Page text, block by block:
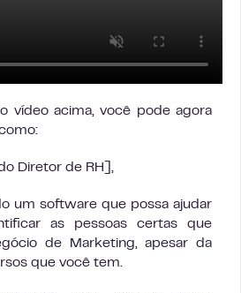
vídeo acima, você pode agora
Diretor de RH],
um software que possa ajudar
as pessoas certas que
de Marketing, apesar da
que você tem.